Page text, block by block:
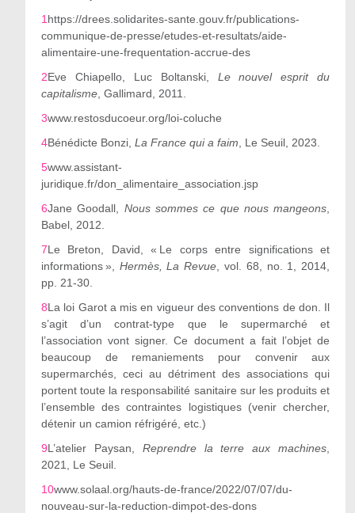
1 https://drees.solidarites-sante.gouv.fr/publications-
communique-de-presse/etudes-et-resultats/aide-
alimentaire-une-frequentation-accrue-des
2Eve Chiapello, Luc Boltanski, Le nouvel esprit du
capitalisme, Gallimard, 2011.
3www.restosducoeur.org/loi-coluche
4Bénédicte Bonzi, La France qui a faim , Le Seuil, 2023.
5www.assistant-
juridique.fr/don_alimentaire_association.jsp
6Jane Goodall, Nous sommes ce que nous mangeons
Babel, 2012.
7Le Breton, David, « Le corps entre significations et
informations », Hermès, La Revue , vol. 68, no. 1, 2014,
pp. 21-30.
8La loi Garot a mis en vigueur des conventions de don. Il
s’agit d’un contrat-type que le supermarché et
l’association vont signer. Ce document a fait l’objet de
beaucoup de remaniements pour convenir aux
supermarchés, ceci au détriment des associations qui
portent toute la responsabilité sanitaire sur les produits et
l’ensemble des contraintes logistiques (venir chercher,
détenir un camion réfrigéré, etc.)
9L ’atelier Paysan, Reprendre la terre aux machines
2021, Le Seuil.
10www.solaal.org/hauts-de-france/2022/07/07/du-
nouveau-sur-la-reduction-dimpot-des-dons